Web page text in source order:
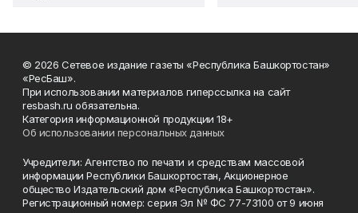
© 2026 Сетевое издание газеты «Республика Башкортостан»
«РесБаш».
При использовании материалов гиперссылка на сайт
resbash.ru обязательна.
Категория информационной продукции 18+
Об использовании персональных данных
Учредители: Агентство по печати и средствам массовой
информации Республики Башкортостан, Акционерное
общество Издательский дом «Республика Башкортостан».
Регистрационный номер: серия Эл № ФС 77-73100 от 9 июня